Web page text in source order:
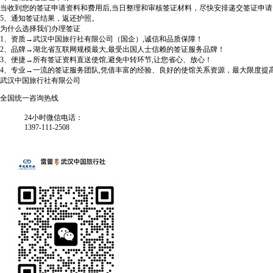
当收到您的签证申请资料和费用后,当日整理和审核签证材料，尽快安排递交签证申请
5、通知签证结果，返还护照。
为什么选择我们办理签证
1、资质→武汉中国旅行社有限公司（国企）,诚信和品质保障！
2、品牌→湖北省互联网规模最大,最受出国人士信赖的签证服务品牌！
3、便捷→所有签证资料直送使馆,避免中转环节,让您省心、放心！
4、专业→一流的签证服务团队,凭借丰富的经验、良好的使馆关系资源，最大限度提
武汉中国旅行社有限公司
全国统一咨询热线
24小时微信电话：
1397-111-2508